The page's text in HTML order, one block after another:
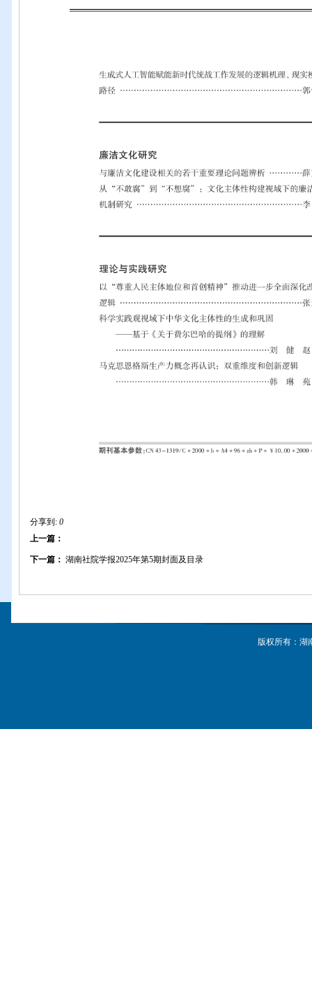
分享到: 0
上一篇：
下一篇： 湖南社院学报2025年第5期封面及目录
版权所有：湖